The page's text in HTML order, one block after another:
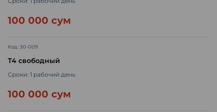
100 000 сум
Код: 30-009
Т4 свободный
Сроки: 1 рабочий день
100 000 сум